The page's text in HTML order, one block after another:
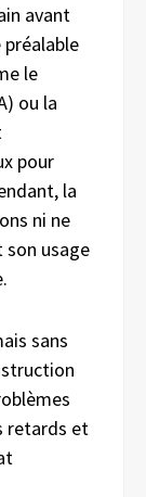
avant
le
ou la
pour
la
ni ne
son usage
sans
retards et